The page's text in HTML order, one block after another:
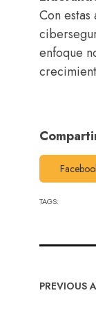
Con
enfoque
TAGS:
PREVIOUS